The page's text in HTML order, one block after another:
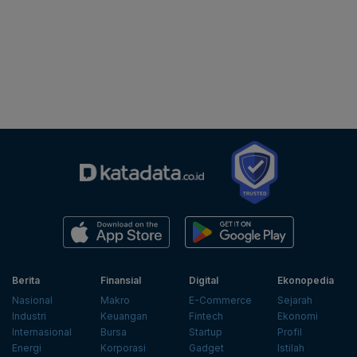
Berita
Nasional
Industri
Internasional
Energi
Finansial
Makro
Keuangan
Bursa
Korporasi
Digital
E-Commerce
Fintech
Startup
Gadget
Ekonopedia
Sejarah
Ekonomi
Profil
Istilah